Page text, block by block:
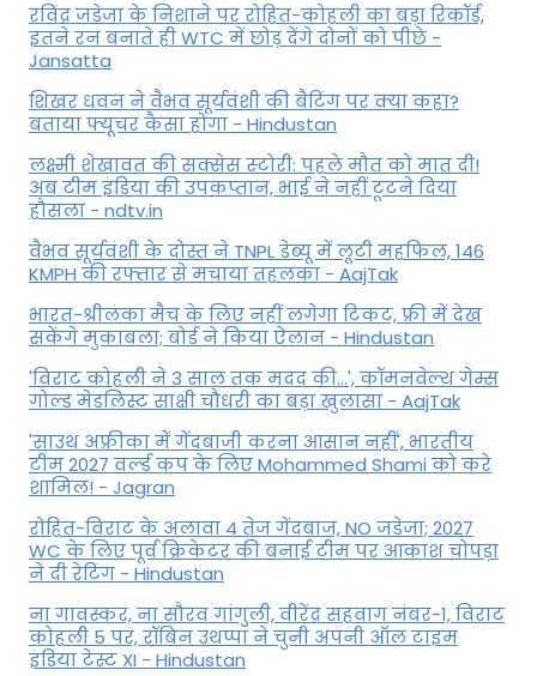
रविंद्र जडेजा के निशाने पर रोहित-कोहली का बड़ा रिकॉर्ड,
इतने रन बनाते ही WTC में छोड़ देंगे दोनों को पीछे -
Jansatta
शिखर धवन ने वैभव सूर्यवंशी की बैटिंग पर क्या कहा?
बताया फ्यूचर कैसा होगा - Hindustan
लक्ष्मी शेखावत की सक्‍सेस स्‍टोरी: पहले मौत को मात दी!
अब टीम इंडिया की उपकप्तान, भाई ने नहीं टूटने दिया
हौसला - ndtv.in
वैभव सूर्यवंशी के दोस्त ने TNPL डेब्यू में लूटी महफिल, 146
KMPH की रफ्तार से मचाया तहलका - AajTak
भारत-श्रीलंका मैच के लिए नहीं लगेगा टिकट, फ्री में देख
सकेंगे मुकाबला; बोर्ड ने किया ऐलान - Hindustan
'विराट कोहली ने 3 साल तक मदद की...', कॉमनवेल्थ गेम्स
गोल्ड मेडलिस्ट साक्षी चौधरी का बड़ा खुलासा - AajTak
'साउथ अफ्रीका में गेंदबाजी करना आसान नहीं', भारतीय
टीम 2027 वर्ल्‍ड कप के लिए Mohammed Shami को करे
शामिल! - Jagran
रोहित-विराट के अलावा 4 तेज गेंदबाज, NO जडेजा; 2027
WC के लिए पूर्व क्रिकेटर की बनाई टीम पर आकाश चोपड़ा
ने दी रेटिंग - Hindustan
ना गावस्कर, ना सौरव गांगुली, वीरेंद्र सहवाग नंबर-1, विराट
कोहली 5 पर, रॉबिन उथप्पा ने चुनी अपनी ऑल टाइम
इंडिया टेस्ट XI - Hindustan